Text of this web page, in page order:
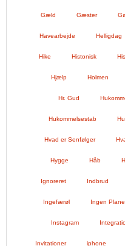
Gæld Gæster
Havearbejde Helligdag
Hike Histonisk
Hjælp Holmen
Hr. Gud
Hukommelsestab
Hvad er Senfølger
Hygge Håb
Ignoreret Indbrud
Ingefærøl Ingen
Instagram
Invitationer iphone